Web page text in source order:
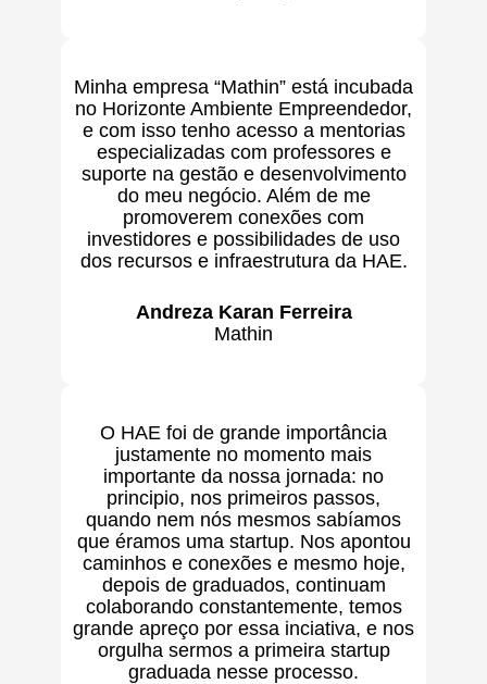
Minha empresa “Mathin” está incubada
no Horizonte Ambiente Empreendedor,
e com isso tenho acesso a mentorias
especializadas com professores e
suporte na gestão e desenvolvimento
do meu negócio. Além de me
promoverem conexões com
investidores e possibilidades de uso
dos recursos e infraestrutura da HAE.
Andreza Karan Ferreira
Mathin
O HAE foi de grande importância
justamente no momento mais
importante da nossa jornada: no
principio, nos primeiros passos,
quando nem nós mesmos sabíamos
que éramos uma startup. Nos apontou
caminhos e conexões e mesmo hoje,
depois de graduados, continuam
colaborando constantemente, temos
grande apreço por essa inciativa, e nos
orgulha sermos a primeira startup
graduada nesse processo.